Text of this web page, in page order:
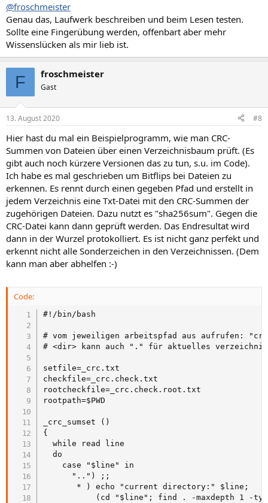
@froschmeister
Genau das, Laufwerk beschreiben und beim Lesen testen.
Sollte eine Fingerübung werden, offenbart aber mehr
Wissenslücken als mir lieb ist.
F froschmeister
Gast
13. August 2020 #8
Hier hast du mal ein Beispielprogramm, wie man CRC-
Summen von Dateien über einen Verzeichnisbaum prüft. (Es
gibt auch noch kürzere Versionen das zu tun, s.u. im Code).
Ich habe es mal geschrieben um Bitflips bei Dateien zu
erkennen. Es rennt durch einen gegeben Pfad und erstellt in
jedem Verzeichnis eine Txt-Datei mit den CRC-Summen der
zugehörigen Dateien. Dazu nutzt es "sha256sum". Gegen die
CRC-Datei kann dann geprüft werden. Das Endresultat wird
dann in der Wurzel protokolliert. Es ist nicht ganz perfekt und
erkennt nicht alle Sonderzeichen in den Verzeichnissen. (Dem
kann man aber abhelfen :-)
Code:
#!/bin/bash
# vom jeweiligen arbeitspfad aus aufrufen:
# <dir> kann auch "." für aktuelles
setfile=_crc.txt
checkfile=_crc.check.txt
rootcheckfile=_crc.check.root.txt
rootpath=$PWD
_crc_sumset ()
{
  while read line
  do
    case "$line" in
      "..") ;;
       * ) echo "current directory:" $line;
(cd "$line"; find . -maxdepth 1 -